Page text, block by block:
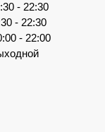
- 22:30
- 22:30
- 22:00